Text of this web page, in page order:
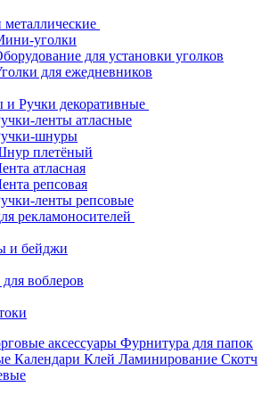
металлические
уголки
для установки уголков
для ежедневников
Ручки декоративные
ленты атласные
шнуры
плетёный
атласная
репсовая
ленты репсовые
рекламоносителей
и бeйджи
воблеров
аксессуары Фурнитура для папок
Календари Клей Ламинирование Скотч